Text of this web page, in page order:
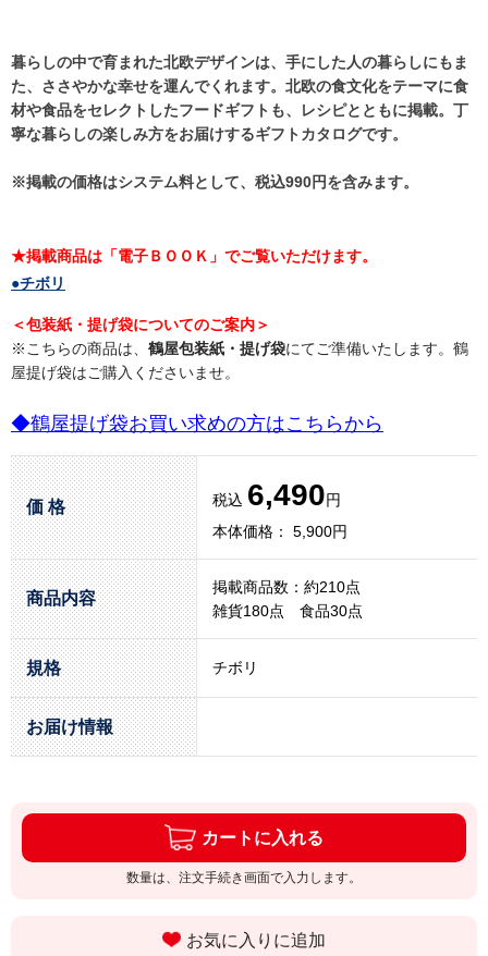
暮らしの中で育まれた北欧デザインは、手にした人の暮らしにもま
た、ささやかな幸せを運んでくれます。北欧の食文化をテーマに食
材や食品をセレクトしたフードギフトも、レシピとともに掲載。丁
寧な暮らしの楽しみ方をお届けするギフトカタログです。
※掲載の価格はシステム料として、税込990円を含みます。
★掲載商品は「電子ＢＯＯＫ」でご覧いただけます。
●チボリ
＜包装紙・提げ袋についてのご案内＞
※こちらの商品は、 鶴屋包装紙・提げ袋にてご準備いたします。鶴
屋提げ袋はご購入くださいませ。
◆鶴屋提げ袋お買い求めの方はこちらから
価 格 税込 6,490円
本体価格： 5,900円
商品内容
掲載商品数：約210点
雑貨180点 食品30点
規格 チボリ
お届け情報
カートに入れる
数量は、注文手続き画面で入力します。
お気に入りに追加